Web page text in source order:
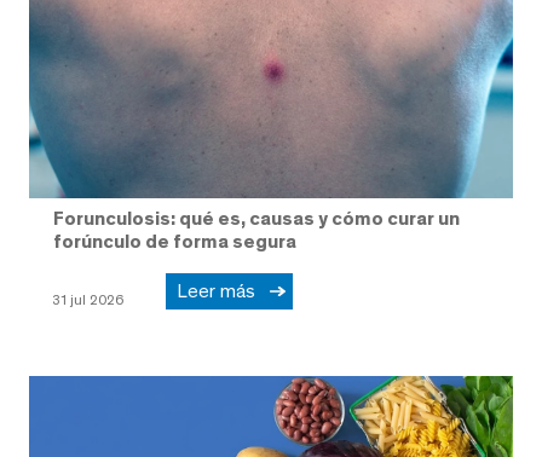
Forunculosis: qué es, causas y cómo curar un
forúnculo de forma segura
31 jul 2026 Leer más